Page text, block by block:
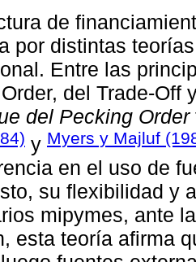
de
por distintas
Entre las
del Trade-Off
del Pecking Order
y Myers y Majluf
en el uso de
su flexibilidad y
mipymes, ante
esta teoría afirma